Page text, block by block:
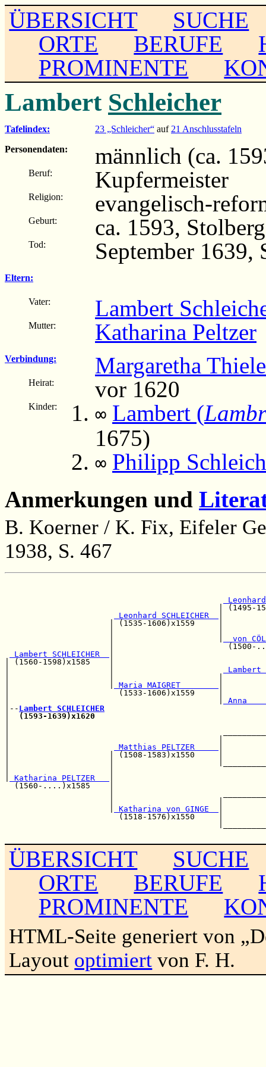
ÜBERSICHT
SUCHE
ORTE
BERUFE
PROMINENTE
Lambert Schleicher
Tafelindex: 23 „Schleicher“ auf 21 Anschlusstafeln
Personendaten:
männlich (ca.
Beruf: Kupfermeister
Religion: evangelisch-
Geburt: ca. 1593, Stolberg
Tod: September 1639,
Eltern:
Vater: Lambert
Mutter: Katharina Peltzer
Verbindung: Margaretha
Heirat: vor 1620
Kinder: ∞ Lambert (
1675)
∞ Philipp
Anmerkungen und
B. Koerner / K. Fix, Eifeler
1938, S. 467
Leonhard SCHLEICHER
| (1535-
|
Lambert SCHLEICHER
| (1560-1598)x1585    |
Maria MAIGRET
|                       (1533-
|-- Lambert SCHLEICHER
(1593-1639)x1620
Matthias PELTZER
|                     | (1508-
Katharina PELTZER
(1560-....)x1585    |
Katharina von GINGE
(1518-1576)x1550
ÜBERSICHT
SUCHE
ORTE
BERUFE
PROMINENTE
HTML-Seite generiert von
Layout optimiert von F. H.